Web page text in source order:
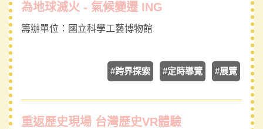
為地球滅火 - 氣候變遷 ING
籌辦單位： 國立科學工藝博物館
#跨界探索 #定時導覽 #展覽
重返歷史現場 台灣歷史VR體驗